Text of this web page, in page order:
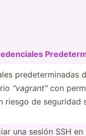
predet­erm­inadas
"­vag­ran­t"con
riesgo de seguridad
una sesión SSH en